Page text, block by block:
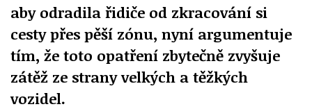
aby odradila řidiče od zkracování si
cesty přes pěší zónu, nyní argumentuje
tím, že toto opatření zbytečně zvyšuje
zátěž ze strany velkých a těžkých
vozidel.